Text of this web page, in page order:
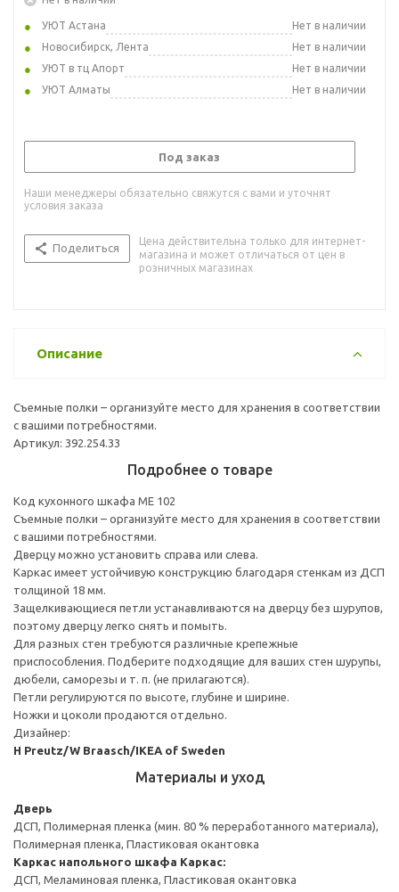
УЮТ Астана
Нет в наличии
Новосибирск, Лента
Нет в наличии
УЮТ в тц Апорт
Нет в наличии
УЮТ Алматы
Нет в наличии
Под заказ
Наши менеджеры обязательно свяжутся с вами и уточнят
условия заказа
Поделиться
Цена действительна только для интернет-
магазина и может отличаться от цен в
розничных магазинах
Описание
Съемные полки – организуйте место для хранения в соответствии
с вашими потребностями.
Артикул: 392.254.33
Подробнее о товаре
Код кухонного шкафа ME 102
Съемные полки – организуйте место для хранения в соответствии
с вашими потребностями.
Дверцу можно установить справа или слева.
Каркас имеет устойчивую конструкцию благодаря стенкам из ДСП
толщиной 18 мм.
Защелкивающиеся петли устанавливаются на дверцу без шурупов,
поэтому дверцу легко снять и помыть.
Для разных стен требуются различные крепежные
приспособления. Подберите подходящие для ваших стен шурупы,
дюбели, саморезы и т. п. (не прилагаются).
Петли регулируются по высоте, глубине и ширине.
Ножки и цоколи продаются отдельно.
Дизайнер:
H Preutz/W Braasch/IKEA of Sweden
Материалы и уход
Дверь
ДСП, Полимерная пленка (мин. 80 % переработанного материала),
Полимерная пленка, Пластиковая окантовка
Каркас напольного шкафа Каркас:
ДСП, Меламиновая пленка, Пластиковая окантовка